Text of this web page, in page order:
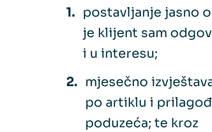
postavljanje jasno
je klijent sam
i u interesu;
mjesečno
po artiklu i
poduzeća; te kroz